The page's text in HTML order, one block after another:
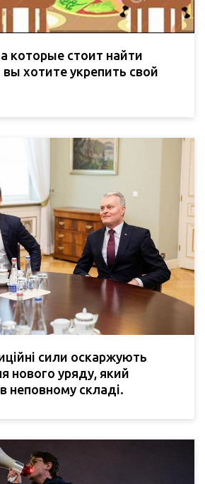
которые стоит найти
хотите укрепить свой
сили оскаржують
нового уряду, який
неповному складі.